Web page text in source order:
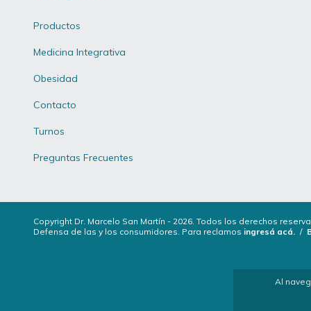
Al
Productos
Medicina Integrativa
Obesidad
Contacto
Turnos
Preguntas Frecuentes
Copyright Dr. Marcelo San Martín - 2026. Todos los derechos
Defensa de las y los consumidores. Para reclamos ingresá acá. /